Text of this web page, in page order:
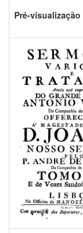
Pré-visualização